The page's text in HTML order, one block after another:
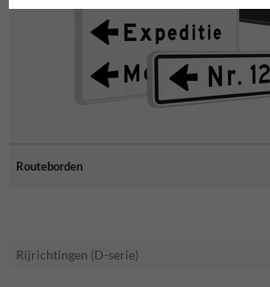
Routeborden
Rijrichtingen (D-serie)